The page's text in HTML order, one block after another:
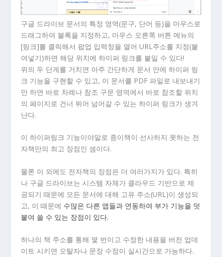
구글 드라이브 문서의 특정 영역(문구, 단어 등)을 마우스로
드래그하여 블록을 지정하고, 마우스 오른쪽 버튼 메뉴의
[링크]를 클릭해서 팝업 입력창을 열어 URL주소를 지정(붙
여넣기)하면 해당 위치에 하이퍼 링크를 붙일 수 있다!
위의 두 단계를 거치면 아주 간단하게 문서 안에 하이퍼 링
크 기능을 구현할 수 있고, 이 문서를 PDF 파일로 내보내기
만 하면 바로 차례나 참조 구문 영역에서 바로 참조할 위치
의 페이지로 건너 뛰어 넘어갈 수 있는 하이퍼 링크가 생겨
난다.
이 하이퍼링크 기능이야말로 종이책이 선사하지 못하는 전
자책만의 최고 장점인 셈이다.
물론 이 외에도 전자책의 장점은 더 여러가지가 있다. 특히
나 구글 드라이브는 시스템 자체가 클라우드 기반으로 제
공되기 때문에 모든 문서에 대해 고유 주소(URL)이 생성되
고, 이 때문에 수많은 다른 앱들과 연동하여 부가 기능을 덧
붙여 쓸 수 있는 장점이 있다.
하나의 책 주소를 통해 몇 번이고 수정한 내용을 버전 업데
이트 시키면 오탈자나 문장 수정이 실시간으로 가능하다.